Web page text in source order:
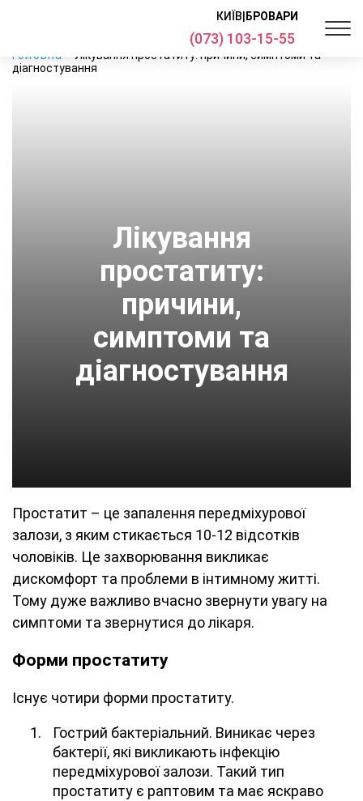
КИЇВ БРОВАРИ
(073) 103-15-55
Головна
Лікування простатиту: причини, симптоми та
діагностування
Лікування
простатиту:
причини,
симптоми та
діагностування
Простатит – це запалення передміхурової
залози, з яким стикається 10-12 відсотків
чоловіків. Це захворювання викликає
дискомфорт та проблеми в інтимному житті.
Тому дуже важливо вчасно звернути увагу на
симптоми та звернутися до лікаря.
Форми простатиту
Існує чотири форми простатиту.
Гострий бактеріальний. Виникає через
бактерії, які викликають інфекцію
передміхурової залози. Такий тип
простатиту є раптовим та має яскраво